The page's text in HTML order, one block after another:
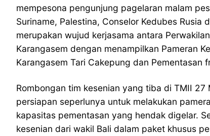
mempesona pengunjung pagelaran malam
Suriname, Palestina, Conselor Kedubes
merupakan wujud kerjasama antara
Karangasem dengan menampilkan Pameran
Karangasem Tari Cakepung dan Pementasan
Rombongan tim kesenian yang tiba di TMII
persiapan seperlunya untuk melakukan
kapasitas pementasan yang hendak digelar.
kesenian dari wakil Bali dalam paket khusus